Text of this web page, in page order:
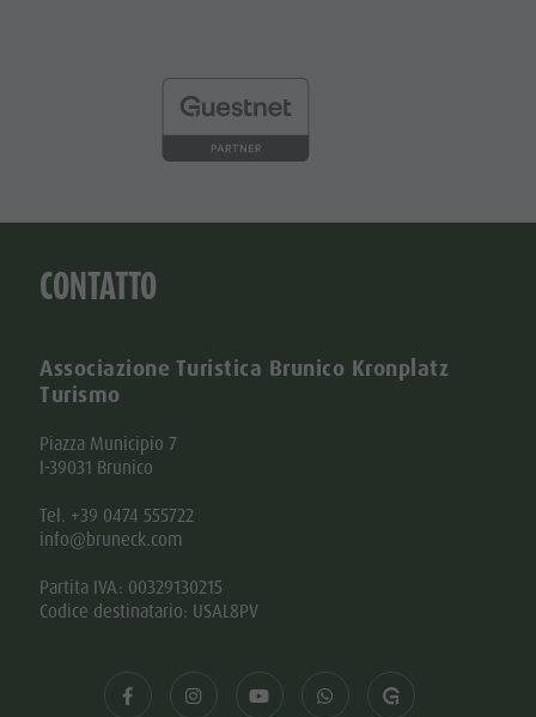
CONTATTO
Associazione Turistica Brunico Kronplatz
Turismo
Piazza Municipio 7
I-39031 Brunico
Tel. +39 0474 555722
info@bruneck.com
Partita IVA: 00329130215
Codice destinatario: USAL8PV